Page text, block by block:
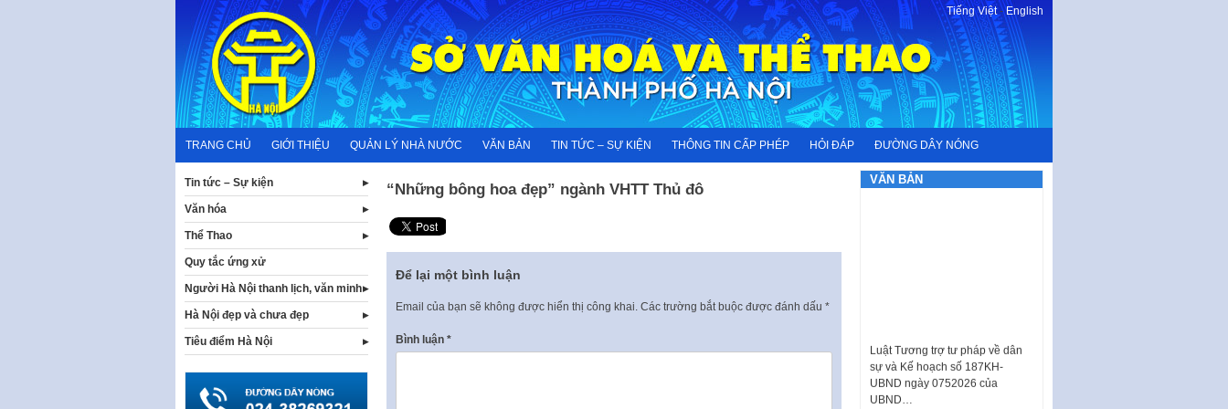
content
Tiếng Việt-English
TRANG CHỦ GIỚI THIỆU QUẢN LÝ NHÀ NƯỚC VĂN BẢN TIN TỨC – SỰ KIỆN THÔNG TIN CẤP PHÉP HỎI ĐÁP ĐƯỜNG DÂY NÓNG
“Những bông hoa đẹp” ngành VHTT Thủ đô
Để lại một bình luận
Email của bạn sẽ không được hiển thị công khai. Các trường bắt buộc được đánh dấu *
Bình luận *
Tin tức – Sự kiện
Văn hóa
Thể Thao
Quy tắc ứng xử
Người Hà Nội thanh lịch, văn minh
Hà Nội đẹp và chưa đẹp
Tiêu điểm Hà Nội
VĂN BẢN
sự và Kế hoạch số 187KH-
UBND ngày 0752026 của
UBND…